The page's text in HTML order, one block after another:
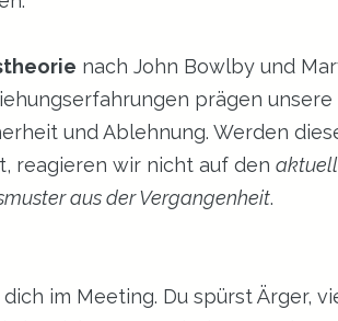
nach John Bowlby und
prägen
und Ablehnung. Werden
reagieren wir nicht auf den
aus der Vergangenheit.
im Meeting. Du spürst Ärger,